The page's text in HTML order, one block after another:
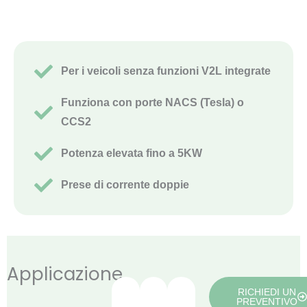
Per i veicoli senza funzioni V2L integrate
Funziona con porte NACS (Tesla) o
CCS2
Potenza elevata fino a 5KW
Prese di corrente doppie
Applicazione
RICHIEDI UN
PREVENTIVO